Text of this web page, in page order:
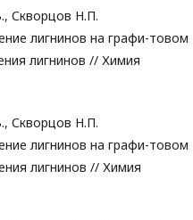
Скворцов Н.П.
лигнинов на графи-товом
лигнинов // Химия
Скворцов Н.П.
лигнинов на графи-товом
лигнинов // Химия